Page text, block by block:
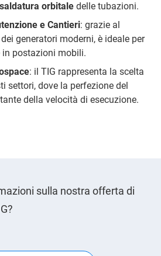
saldatura orbitaledelle tubazioni.
e Cantieri: grazie al
generatori moderni, è ideale per
in postazioni mobili.
: il TIG rappresenta la scelta
settori, dove la perfezione del
della velocità di esecuzione.
sulla nostra offerta di